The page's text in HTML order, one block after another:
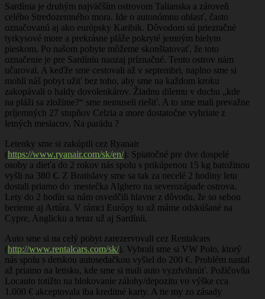
Sardínia je druhým najväčším ostrovom Talianska a zároveň
celého Stredozemného mora. Ide o autonómnu oblasť, často
označovanú aj ako európsky Karibik. Dôvodom sú priezračné
tyrkysové more a prekrásne pláže pokryté jemným bielym
pieskom. Po našom pobyte môžeme skonštatovať, že toto
označenie je pre Sardíniu naozaj príznačné. Tento ostrov nám
učaroval. A keďže sme cestovali až v septembri, naplno sme si
mohli náš pobyt užiť bez toho, aby sme na každom kroku
zakopávali o haldy dovolenkárov. Žiadnu dilemu v duchu „kde
na pláži sa zložíme?“ sme nemuseli riešiť. A to sme mali prevažne
príjemných 27 stupňov Celzia a more dostatočne vyhriate z
letných mesiacov. Na parádu ?
Letenky sme si zakúpili cez Ryanair
(https://www.ryanair.com/sk/en/). Spiatočné pre dve dospelé
osoby a dieťa do 2 rokov nás spolu s prikúpenou 15 kg batožinou
vyšli na 380 €. Z Bratislavy sme sa tak za necelé 2 hodiny letu
dostali priamo do mestečka Alghero na severozápade ostrova.
Lety do 2 hodín sa nám osvedčili hlavne z dôvodu, že so sebou
berieme aj Artúra. V rámci Európy to už máme odskúšané na
Cypre, Anglicku a teraz už aj Sardínii.
Auto sme si na celý pobyt zarezervovali cez Rentalcars
(http://www.rentalcars.com/sk/). Vybrali sme si VW Polo, ktorý
nás spolu s detskou autosedačkou vyšiel do 200 €. Problém nastal
až priamo na letisku, kde sme si mali auto vyzdvihnúť. Požičovňa
Locauto totižto na blokovanie zálohy/depozitu vo výške cca
1.000 € akceptovala iba kreditné karty. A tie my zo zásady